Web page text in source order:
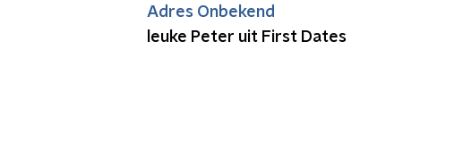
Adres Onbekend
leuke Peter uit First Dates